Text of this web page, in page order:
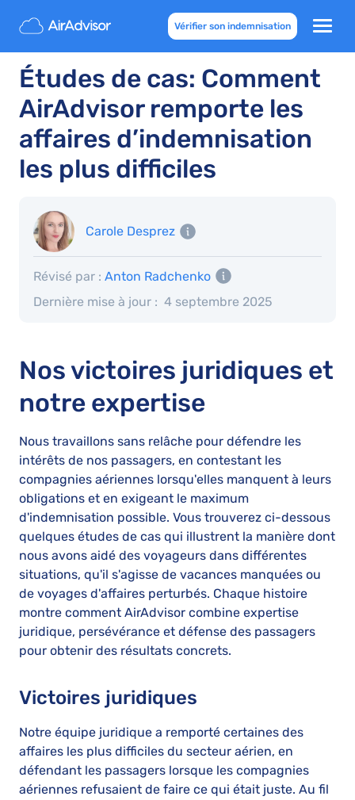
Vérifier son indemnisation
Études de cas: Comment
AirAdvisor remporte les
affaires d’indemnisation
les plus difficiles
Carole Desprez
Dernière mise à jour : 4 septembre 2025
Révisé par : Anton Radchenko
Nos victoires juridiques et
notre expertise
Nous travaillons sans relâche pour défendre les
intérêts de nos passagers, en contestant les
compagnies aériennes lorsqu'elles manquent à leurs
obligations et en exigeant le maximum
d'indemnisation possible. Vous trouverez ci-dessous
quelques études de cas qui illustrent la manière dont
nous avons aidé des voyageurs dans différentes
situations, qu'il s'agisse de vacances manquées ou
de voyages d'affaires perturbés. Chaque histoire
montre comment AirAdvisor combine expertise
juridique, persévérance et défense des passagers
pour obtenir des résultats concrets.
Victoires juridiques
Notre équipe juridique a remporté certaines des
affaires les plus difficiles du secteur aérien, en
défendant les passagers lorsque les compagnies
aériennes refusaient de faire ce qui était juste. Au fil